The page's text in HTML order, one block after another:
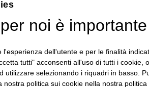
DEFAULT LANGUAGE
ITALIAN
noi è importante
dell'utente e per le finalità
tutti" acconsenti all'uso di tutti i cookie,
utilizzare selezionando i riquadri in basso.
politica sui cookie nella nostra politica